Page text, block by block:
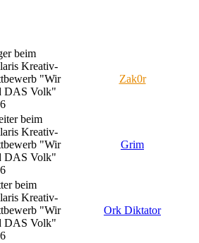
beim
Kreativ-
"Wir
DAS Volk"
Zak0r
beim
Kreativ-
"Wir
DAS Volk"
Grim
beim
Kreativ-
"Wir
DAS Volk"
Ork Diktator